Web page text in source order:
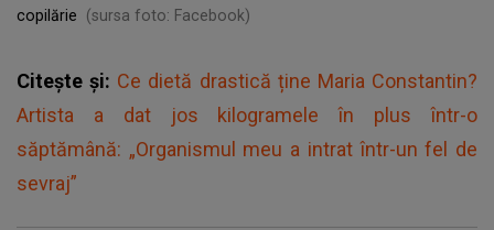
copilărie
(sursa foto: Facebook)
Citește și: Ce dietă drastică ține Maria Constantin?
Artista a dat jos kilogramele în plus într-o
săptămână: „Organismul meu a intrat într-un fel de
sevraj”